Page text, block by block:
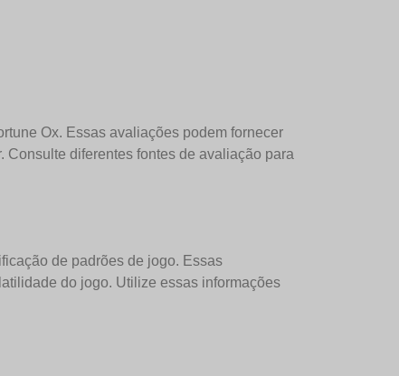
Ox. Essas avaliações podem fornecer
diferentes fontes de avaliação para
de padrões de jogo. Essas
do jogo. Utilize essas informações